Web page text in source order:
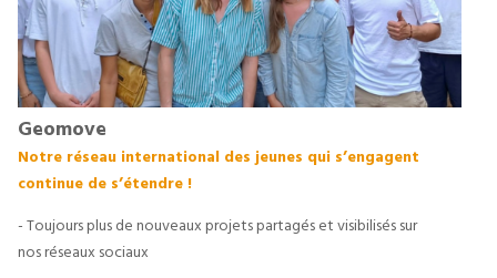
Geomove
Notre réseau international des jeunes qui s’engagent
continue de s’étendre !
- Toujours plus de nouveaux projets partagés et visibilisés sur
nos réseaux sociaux